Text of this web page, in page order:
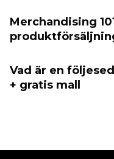
Merchandising
Vad är en
+ gratis mall